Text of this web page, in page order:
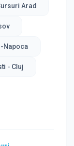
Arad
Napoca
- Cluj